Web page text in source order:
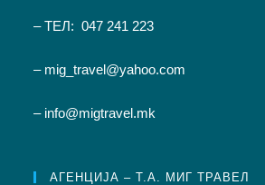
– ТЕЛ: 047 241 223
– mig_travel@yahoo.com
– info@migtravel.mk
АГЕНЦИЈА – Т.А. МИГ ТРАВЕЛ